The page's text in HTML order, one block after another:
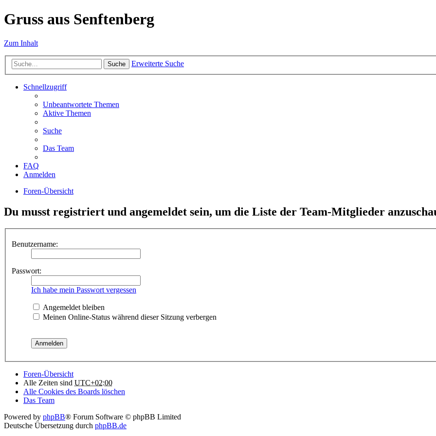
Gruss aus Senftenberg
Zum Inhalt
Suche Erweiterte Suche
Schnellzugriff
Unbeantwortete Themen
Aktive Themen
Suche
Das Team
FAQ
Anmelden
Foren-Übersicht
Du musst registriert und angemeldet sein, um die Liste der Team-Mitglieder
Benutzername:
Passwort:
Ich habe mein Passwort vergessen
Angemeldet bleiben
Meinen Online-Status während dieser Sitzung verbergen
Foren-Übersicht
Alle Zeiten sind UTC+02:00
Alle Cookies des Boards löschen
Das Team
Powered by phpBB® Forum Software © phpBB Limited
Deutsche Übersetzung durch phpBB.de